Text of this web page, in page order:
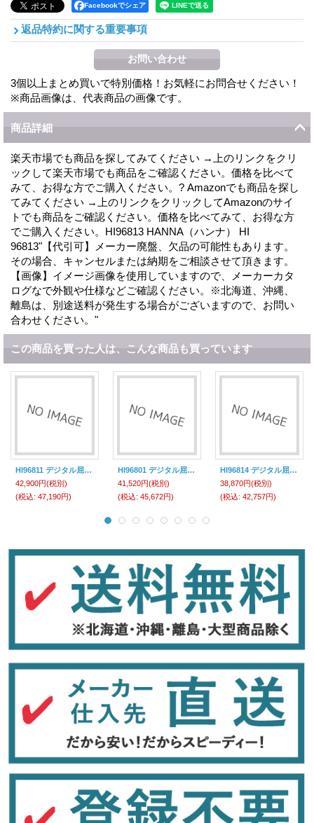
Facebookでシェア
返品特約に関する重要事項
3個以上まとめ買いで特別価格！お気軽にお問合せください！
※商品画像は、代表商品の画像です。
商品詳細
楽天市場でも商品を探してみてください →上のリンクをクリ
ックして楽天市場でも商品をご確認ください。価格を比べて
みて、お得な方でご購入ください。? Amazonでも商品を探し
てみてください →上のリンクをクリックしてAmazonのサイ
トでも商品をご確認ください。価格を比べてみて、お得な方
でご購入ください。HI96813 HANNA（ハンナ） HI
96813"【代引可】メーカー廃盤、欠品の可能性もあります。
その場合、キャンセルまたは納期をご相談させて頂きます。
【画像】イメージ画像を使用していますので、メーカーカタ
ログなで外観や仕様などご確認ください。※北海道、沖縄、
離島は、別途送料が発生する場合がございますので、お問い
合わせください。"
この商品を買った人は、こんな商品も買っています
HI96811 デジタル屈折計（糖度計） HI 96811 HANNA（ハンナ）
42,900円(税別)
(税込: 47,190円)
HI96801 デジタル屈折計（糖度計） HI 96801 HANNA（ハンナ）
41,520円(税別)
(税込: 45,672円)
HI96814 デジタル屈折計（糖度） HI 96814 HANNA（ハンナ）
38,870円(税別)
(税込: 42,757円)